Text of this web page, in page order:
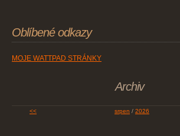
Oblíbené odkazy
MOJE WATTPAD STRÁNKY
Archiv
<< srpen / 2026